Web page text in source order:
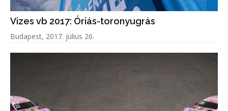
Vizes vb 2017: Óriás-toronyugrás
Budapest, 2017. július 26.